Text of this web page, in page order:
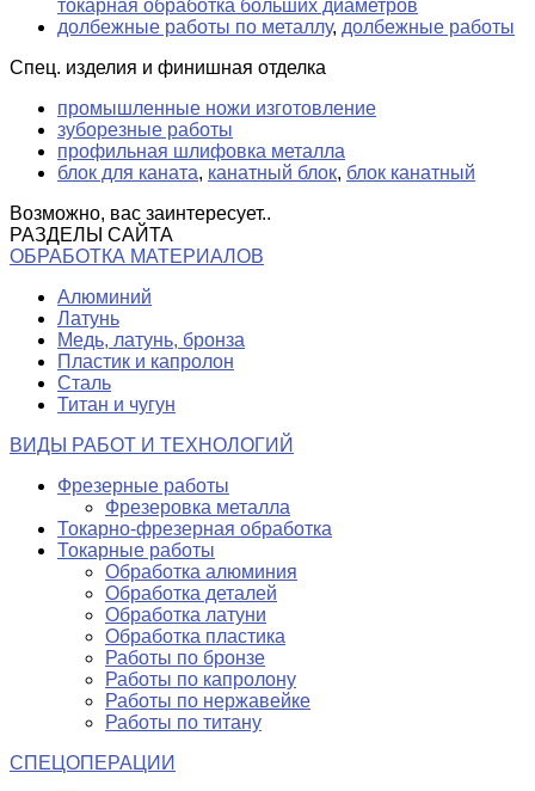
токарная обработка больших диаметров
долбежные работы по металлу, долбежные работы
Спец. изделия и финишная отделка
промышленные ножи изготовление
зуборезные работы
профильная шлифовка металла
блок для каната, канатный блок, блок канатный
Возможно, вас заинтересует..
РАЗДЕЛЫ САЙТА
ОБРАБОТКА МАТЕРИАЛОВ
Алюминий
Латунь
Медь, латунь, бронза
Пластик и капролон
Сталь
Титан и чугун
ВИДЫ РАБОТ И ТЕХНОЛОГИЙ
Фрезерные работы
Фрезеровка металла
Токарно-фрезерная обработка
Токарные работы
Обработка алюминия
Обработка деталей
Обработка латуни
Обработка пластика
Работы по бронзе
Работы по капролону
Работы по нержавейке
Работы по титану
СПЕЦОПЕРАЦИИ